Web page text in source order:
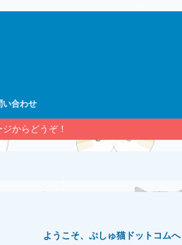
い合わせ
からどうぞ！
ようこそ、ぷしゅ猫ドットコムへ